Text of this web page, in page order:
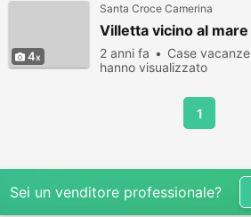
4
Santa Croce Camerina
Villetta vicino al mare
2 anni fa Case vacanze
hanno visualizzato
1
Sei un venditore professionale?